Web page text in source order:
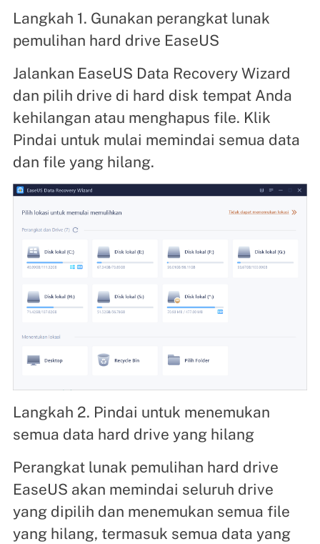
Langkah 1. Gunakan perangkat lunak
pemulihan hard drive EaseUS
Jalankan EaseUS Data Recovery Wizard
dan pilih drive di hard disk tempat Anda
kehilangan atau menghapus file. Klik
Pindai untuk mulai memindai semua data
dan file yang hilang.
Langkah 2. Pindai untuk menemukan
semua data hard drive yang hilang
Perangkat lunak pemulihan hard drive
EaseUS akan memindai seluruh drive
yang dipilih dan menemukan semua file
yang hilang, termasuk semua data yang